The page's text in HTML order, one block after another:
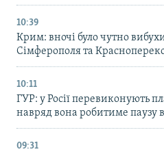
10:39
Крим: вночі було чутно
Сімферополя та
10:11
ГУР: у Росії перевиконують
навряд вона робитиме паузу
09:31